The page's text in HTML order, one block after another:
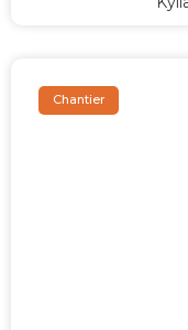
Chantier